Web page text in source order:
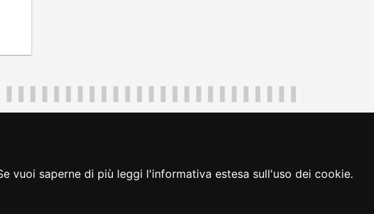
vuoi saperne di più leggi l'informativa estesa sull'uso dei cookie.
feedback cambio preferenze cookie loginFVG